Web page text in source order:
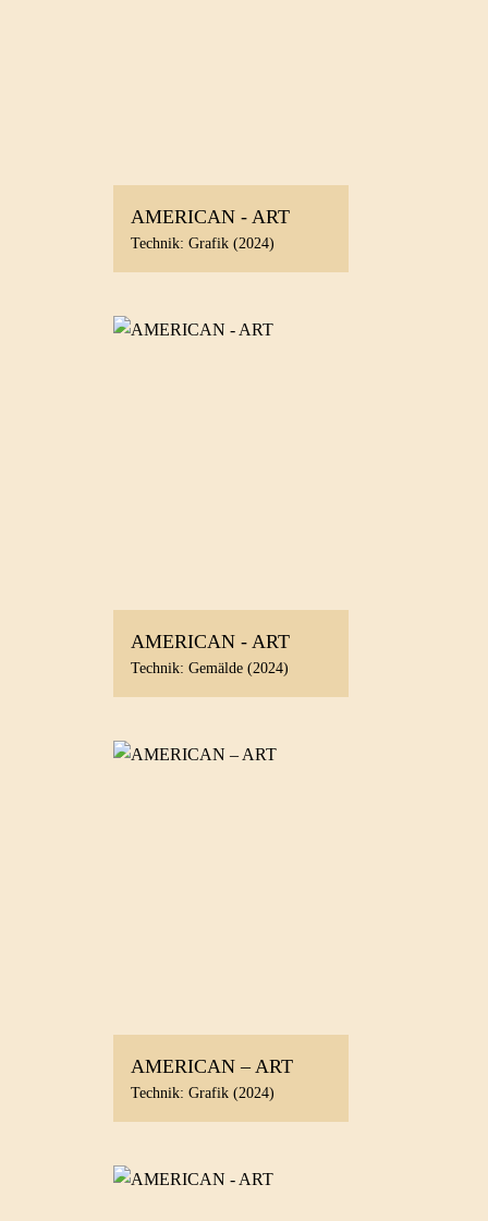
AMERICAN - ART
Technik: Grafik (2024)
AMERICAN - ART
Technik: Gemälde (2024)
AMERICAN – ART
Technik: Grafik (2024)